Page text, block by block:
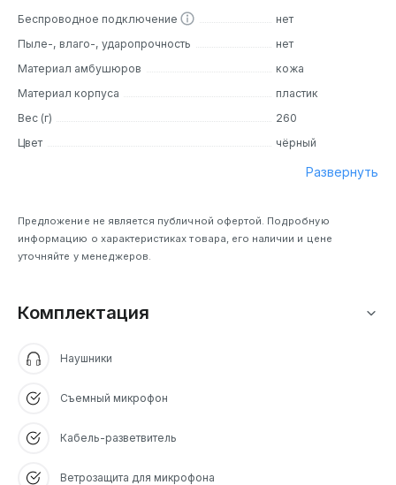
Беспроводное подключение
нет
Пыле-, влаго-, ударопрочность
нет
Материал амбушюров
кожа
Материал корпуса
пластик
Вес (г)
260
Цвет
чёрный
Развернуть
Предложение не является публичной офертой. Подробную
информацию о характеристиках товара, его наличии и цене
уточняйте у менеджеров.
Комплектация
Наушники
Съемный микрофон
Кабель-разветвитель
Ветрозащита для микрофона